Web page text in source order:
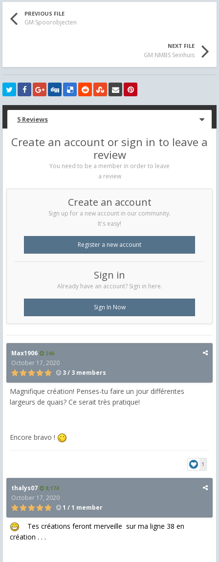
PREVIOUS FILE
GM Spoorobjecten
NEXT FILE
GM NMBS Seinhuis
5 Reviews
Create an account or sign in to leave a
review
You need to be a member in order to leave
a review
Create an account
Sign up for a new account in our community.
It's easy!
Register a new account
Sign in
Already have an account? Sign in here.
Sign In Now
Max1906 246
October 17, 2020
3 / 3 members
Magnifique création! Penses-tu faire un jour différentes
largeurs de quais? Ce serait très pratique!
Encore bravo !
1
thalys07 8,174
October 17, 2020
1 / 1 member
Tes créations feront merveille sur ma ligne 38 en
création . . .